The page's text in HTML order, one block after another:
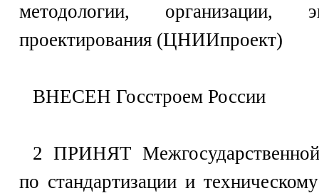
методологии, организации,
проектирования (ЦНИИпроект)
ВНЕСЕН Госстроем России
2 ПРИНЯТ Межгосударственной
по стандартизации и